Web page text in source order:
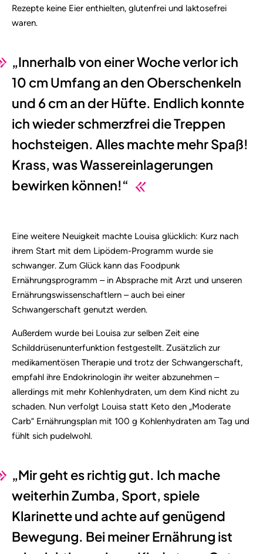
Rezepte keine Eier enthielten, glutenfrei und laktosefrei
waren.
„Innerhalb von einer Woche verlor ich
10 cm Umfang an den Oberschenkeln
und 6 cm an der Hüfte. Endlich konnte
ich wieder schmerzfrei die Treppen
hochsteigen. Alles machte mehr Spaß!
Krass, was Wassereinlagerungen
bewirken können!“
Eine weitere Neuigkeit machte Louisa glücklich: Kurz nach
ihrem Start mit dem Lipödem-Programm wurde sie
schwanger. Zum Glück kann das Foodpunk
Ernährungsprogramm – in Absprache mit Arzt und unseren
Ernährungswissenschaftlern – auch bei einer
Schwangerschaft genutzt werden.
Außerdem wurde bei Louisa zur selben Zeit eine
Schilddrüsenunterfunktion festgestellt. Zusätzlich zur
medikamentösen Therapie und trotz der Schwangerschaft,
empfahl ihre Endokrinologin ihr weiter abzunehmen –
allerdings mit mehr Kohlenhydraten, um dem Kind nicht zu
schaden. Nun verfolgt Louisa statt Keto den „Moderate
Carb“ Ernährungsplan mit 100 g Kohlenhydraten am Tag und
fühlt sich pudelwohl.
„Mir geht es richtig gut. Ich mache
weiterhin Zumba, Sport, spiele
Klarinette und achte auf genügend
Bewegung. Bei meiner Ernährung ist